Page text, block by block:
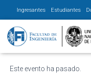
Ingresantes Estudiantes
« Todos los Eventos
Este evento ha pasado.